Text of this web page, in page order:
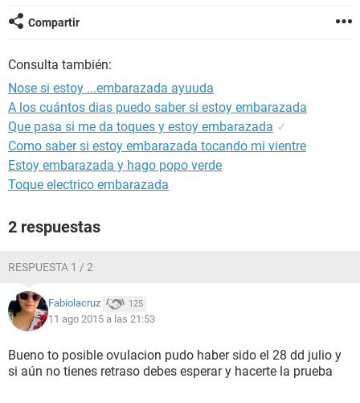
GLOSARIO
Compartir
Consulta también:
Nose si estoy ...embarazada ayuuda
A los cuántos dias puedo saber si estoy embarazada
Que pasa si me da toques y estoy embarazada ✓
Como saber si estoy embarazada tocando mi vientre
Estoy embarazada y hago popo verde
Toque electrico embarazada
2 respuestas
RESPUESTA 1 / 2
Fabiolacruz 125
11 ago 2015 a las 21:53
Bueno to posible ovulacion pudo haber sido el 28 dd julio y
si aún no tienes retraso debes esperar y hacerte la prueba